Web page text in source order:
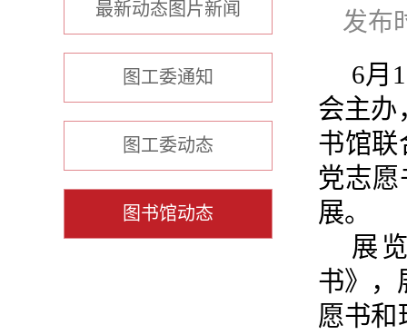
最新动态图片新闻
图工委通知
图工委动态
图书馆动态
发布
6月
会主办
书馆
党志
展。
展
书》，
愿书和